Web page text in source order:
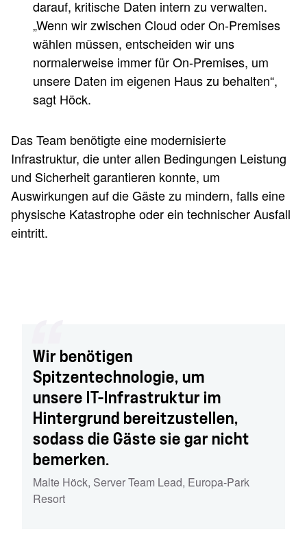
darauf, kritische Daten intern zu verwalten.
„Wenn wir zwischen Cloud oder On-Premises
wählen müssen, entscheiden wir uns
normalerweise immer für On-Premises, um
unsere Daten im eigenen Haus zu behalten“,
sagt Höck.
Das Team benötigte eine modernisierte
Infrastruktur, die unter allen Bedingungen Leistung
und Sicherheit garantieren konnte, um
Auswirkungen auf die Gäste zu mindern, falls eine
physische Katastrophe oder ein technischer Ausfall
eintritt.
Wir benötigen
Spitzentechnologie, um
unsere IT-Infrastruktur im
Hintergrund bereitzustellen,
sodass die Gäste sie gar nicht
bemerken.
Malte Höck, Server Team Lead, Europa-Park
Resort